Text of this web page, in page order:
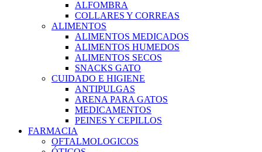
ALFOMBRA
COLLARES Y CORREAS
ALIMENTOS
ALIMENTOS MEDICADOS
ALIMENTOS HUMEDOS
ALIMENTOS SECOS
SNACKS GATO
CUIDADO E HIGIENE
ANTIPULGAS
ARENA PARA GATOS
MEDICAMENTOS
PEINES Y CEPILLOS
FARMACIA
OFTALMOLOGICOS